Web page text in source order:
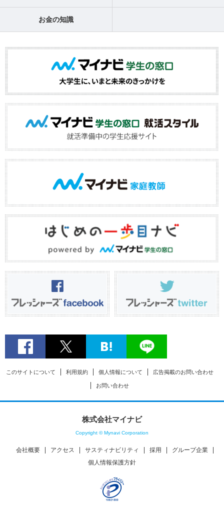
お金の知識
このサイトについて 利用規約 個人情報について 広告掲載のお問い合わせ
お問い合わせ
株式会社マイナビ
Copyright © Mynavi Corporation
会社概要 アクセス サスティナビリティ 採用
グループ企業
個人情報保護方針